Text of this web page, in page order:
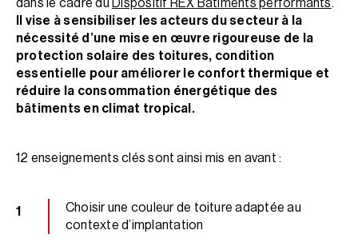
dans le cadre du Dispositif REX Bâtiments performants.
Il vise à sensibiliser les acteurs du secteur à la
nécessité d’une mise en œuvre rigoureuse de la
protection solaire des toitures, condition
essentielle pour améliorer le confort thermique et
réduire la consommation énergétique des
bâtiments en climat tropical.
12 enseignements clés sont ainsi mis en avant :
Choisir une couleur de toiture adaptée au
contexte d’implantation